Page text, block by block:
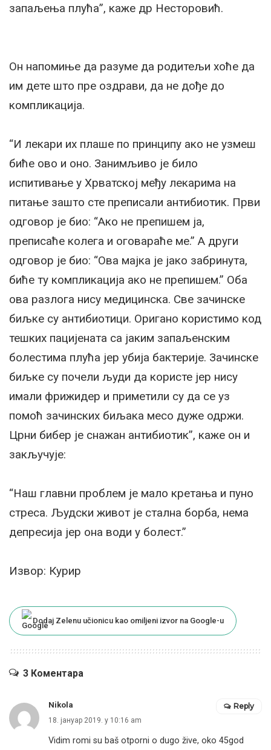
запаљења плућа”, каже др Несторовић.
Он напомиње да разуме да родитељи хоће да
им дете што пре оздрави, да не дође до
компликација.
“И лекари их плаше по принципу ако не узмеш
биће ово и оно. Занимљиво је било
испитивање у Хрватској међу лекарима на
питање зашто сте преписали антибиотик. Први
одговор је био: “Ако не препишем ја,
преписаће колега и оговараће ме.” А други
одговор је био: “Ова мајка је јако забринута,
биће ту компликација ако не препишем.” Оба
ова разлога нису медицинска. Све зачинске
биљке су антибиотици. Оригано користимо код
тешких пацијената са јаким запаљенским
болестима плућа јер убија бактерије. Зачинске
биљке су почели људи да користе јер нису
имали фрижидер и приметили су да се уз
помоћ зачинских биљака месо дуже одржи.
Црни бибер је снажан антибиотик”, каже он и
закључује:
“Наш главни проблем је мало кретања и пуно
стреса. Људски живот је стална борба, нема
депресија јер она води у болест.”
Извор: Курир
Dodaj Zelenu učionicu kao omiljeni izvor na Google-u
3 Коментара
Nikola
18. јануар 2019. у 10:16 am
Vidim romi su baš otporni o dugo žive, oko 45god
Reply